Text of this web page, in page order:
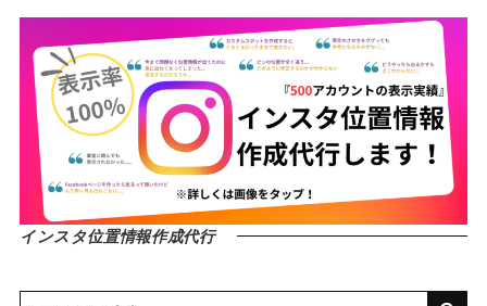
インスタ位置情報作成代行